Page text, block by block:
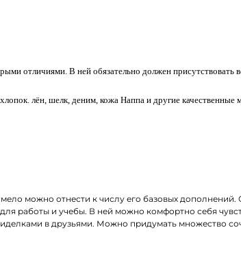
отличиями. В ней обязательно должен присутствовать
лён, шелк, деним, кожа Наппа и другие
можно отнести к числу его базовых дополнений.
работы и учебы. В ней можно комфортно себя
в друзьями. Можно придумать множество